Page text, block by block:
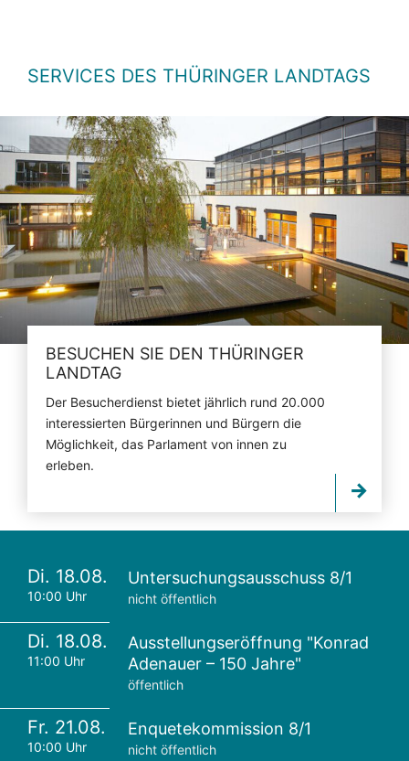
SERVICES DES THÜRINGER LANDTAGS
BESUCHEN SIE DEN THÜRINGER
LANDTAG
Der Besucherdienst bietet jährlich rund 20.000
interessierten Bürgerinnen und Bürgern die
Möglichkeit, das Parlament von innen zu
erleben.
Di. 18.08.
10:00 Uhr
Untersuchungsausschuss 8/1
nicht öffentlich
Di. 18.08.
11:00 Uhr
Ausstellungseröffnung "Konrad
Adenauer – 150 Jahre"
öffentlich
Fr. 21.08.
10:00 Uhr
Enquetekommission 8/1
nicht öffentlich